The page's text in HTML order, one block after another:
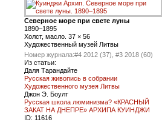
Северное море при свете луны
1890–1895
Холст, масло. 37 × 56
Художественный музей Литвы
Номер журнала:#4 2012 (37), #3 2018 (60)
Из статьи:
Даля Тарандайте
Русская живопись в собрании
Художественного музея Литвы
Джон Э. Боулт
Русская школа люминизма? «КРАСНЫЙ
ЗАКАТ НА ДНЕПРЕ» АРХИПА КУИНДЖИ
ID: 11616